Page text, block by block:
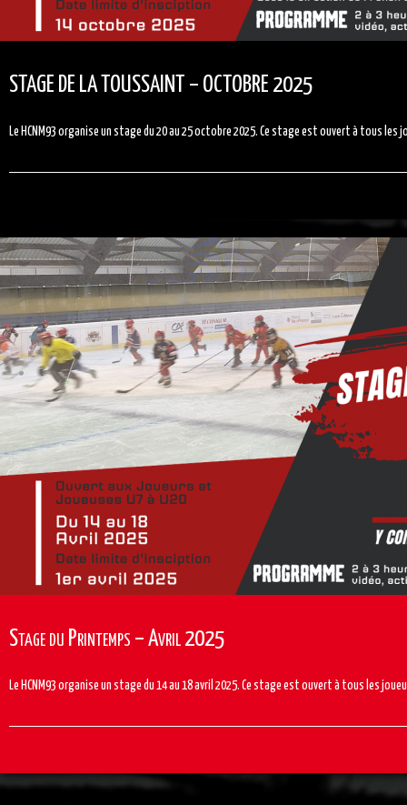
STAGE DE LA TOUSSAINT – OCTOBRE 2025
Le HCNM93 organise un stage du 20 au 25 octobre 2025. Ce stage est ouvert à tous
Stage du Printemps – Avril 2025
Le HCNM93 organise un stage du 14 au 18 avril 2025. Ce stage est ouvert à tous les